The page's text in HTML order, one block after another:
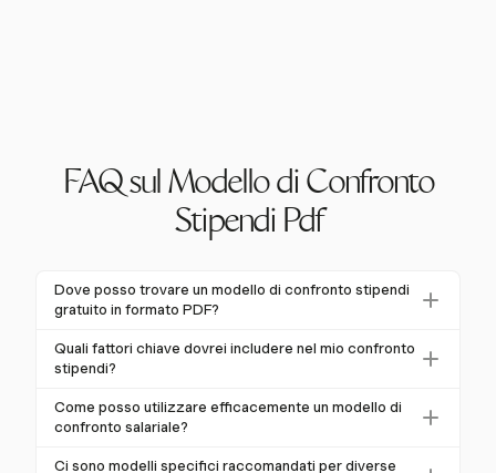
FAQ sul Modello di Confronto
Stipendi Pdf
Dove posso trovare un modello di confronto stipendi
gratuito in formato PDF?
I modelli di confronto stipendi gratuiti in formato PDF
possono spesso essere trovati su siti web di ricerca
Questi modelli includono tipicamente campi per
stipendio base, bonus e benefici, consentendoti di
confrontare le offerte di lavoro in modo completo.
Quali fattori chiave dovrei includere nel mio confronto
stipendi?
I fattori chiave da includere in un confronto salariale
sono lo stipendio base, i bonus, i benefici (come
Come posso utilizzare efficacemente un modello di
confronto salariale?
Per utilizzare efficacemente un modello di confronto
Ci sono modelli specifici raccomandati per diverse